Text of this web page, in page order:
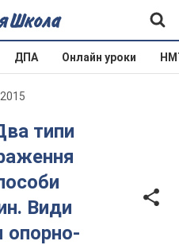
ДПА Онлайн уроки
типи
Види
опорно-